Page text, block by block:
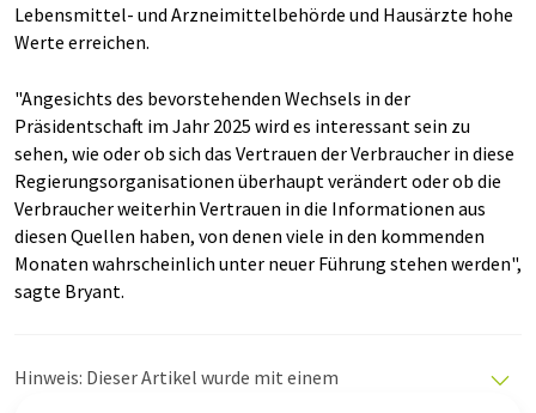
Lebensmittel- und Arzneimittelbehörde und Hausärzte hohe
Werte erreichen.
"Angesichts des bevorstehenden Wechsels in der
Präsidentschaft im Jahr 2025 wird es interessant sein zu
sehen, wie oder ob sich das Vertrauen der Verbraucher in diese
Regierungsorganisationen überhaupt verändert oder ob die
Verbraucher weiterhin Vertrauen in die Informationen aus
diesen Quellen haben, von denen viele in den kommenden
Monaten wahrscheinlich unter neuer Führung stehen werden",
sagte Bryant.
Hinweis: Dieser Artikel wurde mit einem